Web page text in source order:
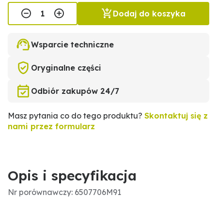
Dodaj do koszyka
Wsparcie techniczne
Oryginalne części
Odbiór zakupów 24/7
Masz pytania co do tego produktu? Skontaktuj się z
nami przez formularz
Opis i specyfikacja
Nr porównawczy: 6507706M91